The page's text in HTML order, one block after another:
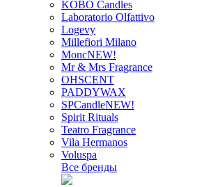
KOBO Candles
Laboratorio Olfattivo
Logevy
Millefiori Milano
MoncNEW!
Mr & Mrs Fragrance
OHSCENT
PADDYWAX
SPCandleNEW!
Spirit Rituals
Teatro Fragrance
Vila Hermanos
Voluspa
Все бренды